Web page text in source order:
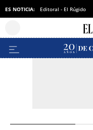
ES NOTICIA: Editoral - El Rúgido